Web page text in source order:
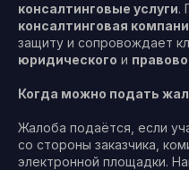
консалтинговые услуги.
консалтинговая
защиту и сопровождает
юридического и
Когда можно подать
Жалоба подаётся, если
со стороны заказчика,
электронной площадки.